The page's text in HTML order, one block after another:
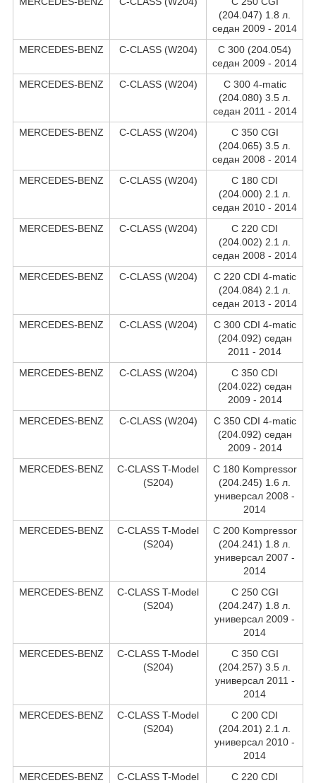
(204.047) 1.8 л.
седан 2009 - 2014
MERCEDES-BENZ
C-CLASS (W204)
C 300 (204.054)
седан 2009 - 2014
MERCEDES-BENZ
C-CLASS (W204)
C 300 4-matic
(204.080) 3.5 л.
седан 2011 - 2014
MERCEDES-BENZ
C-CLASS (W204)
C 350 CGI
(204.065) 3.5 л.
седан 2008 - 2014
MERCEDES-BENZ
C-CLASS (W204)
C 180 CDI
(204.000) 2.1 л.
седан 2010 - 2014
MERCEDES-BENZ
C-CLASS (W204)
C 220 CDI
(204.002) 2.1 л.
седан 2008 - 2014
MERCEDES-BENZ
C-CLASS (W204)
C 220 CDI 4-matic
(204.084) 2.1 л.
седан 2013 - 2014
MERCEDES-BENZ
C-CLASS (W204)
C 300 CDI 4-matic
(204.092) седан
2011 - 2014
MERCEDES-BENZ
C-CLASS (W204)
C 350 CDI
(204.022) седан
2009 - 2014
MERCEDES-BENZ
C-CLASS (W204)
C 350 CDI 4-matic
(204.092) седан
2009 - 2014
MERCEDES-BENZ
C-CLASS T-Model
(S204)
C 180 Kompressor
(204.245) 1.6 л.
универсал 2008 -
2014
MERCEDES-BENZ
C-CLASS T-Model
(S204)
C 200 Kompressor
(204.241) 1.8 л.
универсал 2007 -
2014
MERCEDES-BENZ
C-CLASS T-Model
(S204)
C 250 CGI
(204.247) 1.8 л.
универсал 2009 -
2014
MERCEDES-BENZ
C-CLASS T-Model
(S204)
C 350 CGI
(204.257) 3.5 л.
универсал 2011 -
2014
MERCEDES-BENZ
C-CLASS T-Model
(S204)
C 200 CDI
(204.201) 2.1 л.
универсал 2010 -
2014
MERCEDES-BENZ
C-CLASS T-Model
C 220 CDI